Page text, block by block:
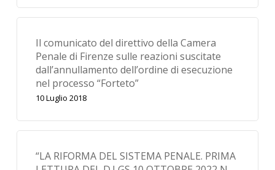
Il comunicato del direttivo della Camera
Penale di Firenze sulle reazioni suscitate
dall’annullamento dell’ordine di esecuzione
nel processo “Forteto”
10 Luglio 2018
“LA RIFORMA DEL SISTEMA PENALE. PRIMA